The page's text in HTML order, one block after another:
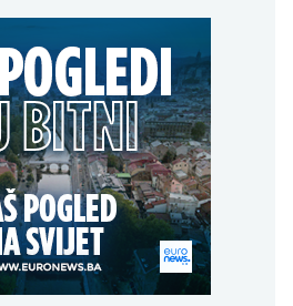
Vatrena stihija kod
Konjica ne jenjava,
zračne snage na terenu
objavio rat kartelima,
dolara
AKTUELNO
Rusi gađali Kijevsku
oblast, Ukrajinci
rafineriju nafte - ima
nastradalih
Sarajevo Film Festival
ZANIMLJIVOSTI
Pripremite se za nebeski
spektakl: Kiša meteora
Perseidi stiže sredinom
augusta
TEHNOLOGIJA